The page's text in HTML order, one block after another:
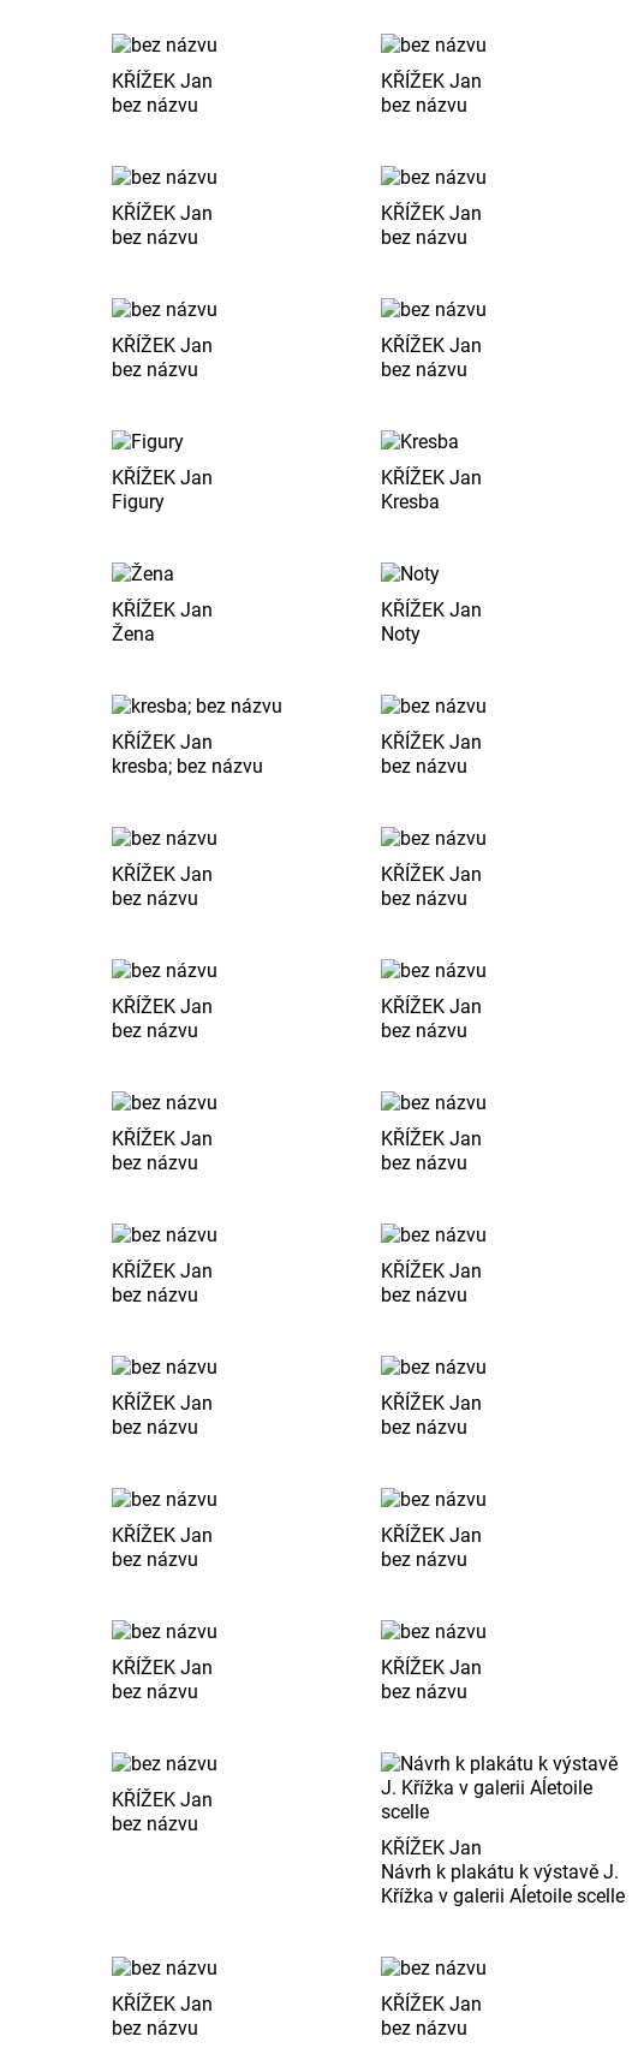
KŘÍŽEK Jan
bez názvu
KŘÍŽEK Jan
bez názvu
KŘÍŽEK Jan
bez názvu
KŘÍŽEK Jan
bez názvu
KŘÍŽEK Jan
bez názvu
KŘÍŽEK Jan
bez názvu
KŘÍŽEK Jan
Figury
KŘÍŽEK Jan
Kresba
KŘÍŽEK Jan
Žena
KŘÍŽEK Jan
Noty
KŘÍŽEK Jan
kresba; bez názvu
KŘÍŽEK Jan
bez názvu
KŘÍŽEK Jan
bez názvu
KŘÍŽEK Jan
bez názvu
KŘÍŽEK Jan
bez názvu
KŘÍŽEK Jan
bez názvu
KŘÍŽEK Jan
bez názvu
KŘÍŽEK Jan
bez názvu
KŘÍŽEK Jan
bez názvu
KŘÍŽEK Jan
bez názvu
KŘÍŽEK Jan
bez názvu
KŘÍŽEK Jan
bez názvu
KŘÍŽEK Jan
bez názvu
KŘÍŽEK Jan
bez názvu
KŘÍŽEK Jan
bez názvu
KŘÍŽEK Jan
bez názvu
KŘÍŽEK Jan
bez názvu
KŘÍŽEK Jan
Návrh k plakátu k výstavě J.
Křížka v galerii Aĺetoile scelle
KŘÍŽEK Jan
bez názvu
KŘÍŽEK Jan
bez názvu